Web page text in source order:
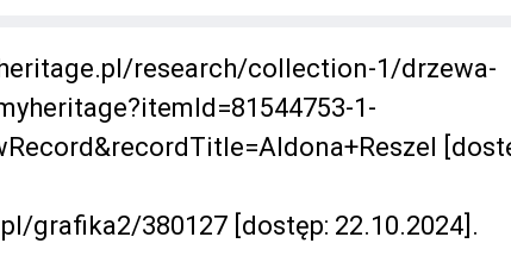
research/collection-1/drzewa-
1-
grafika2/380127 [dostęp: 22.10.2024].